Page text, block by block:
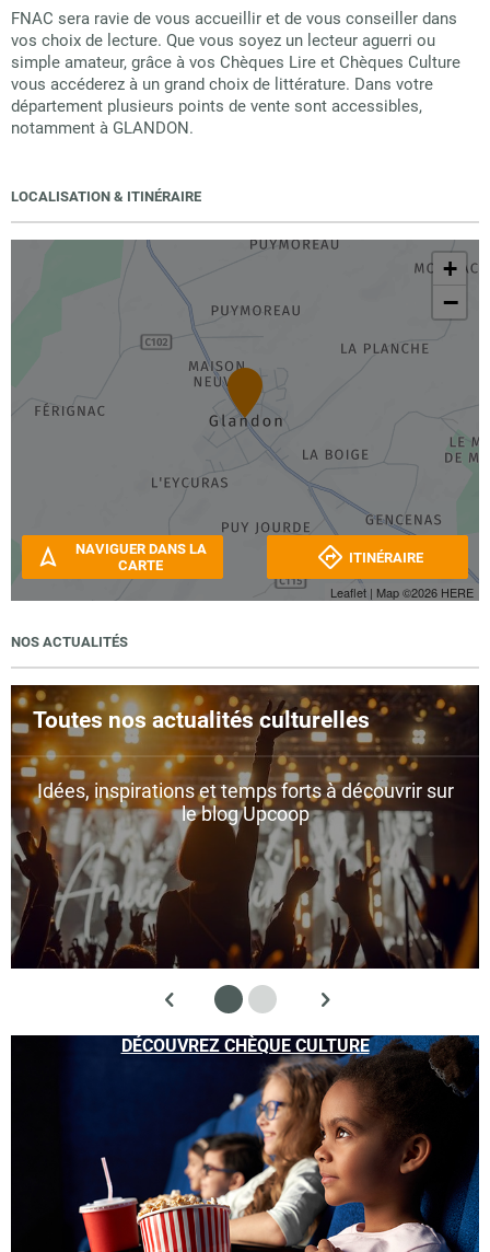
FNAC sera ravie de vous accueillir et de vous conseiller dans
vos choix de lecture. Que vous soyez un lecteur aguerri ou
simple amateur, grâce à vos Chèques Lire et Chèques Culture
vous accéderez à un grand choix de littérature. Dans votre
département plusieurs points de vente sont accessibles,
notamment à GLANDON.
LOCALISATION & ITINÉRAIRE
+
−
Leaflet | Map ©2026 HERE
NAVIGUER DANS LA
CARTE
ITINÉRAIRE
NOS ACTUALITÉS
Toutes nos actualités culturelles
Idées, inspirations et temps forts à découvrir sur
le blog Upcoop
DÉCOUVREZ CHÈQUE CULTURE